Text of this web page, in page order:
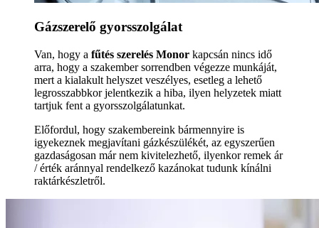
Gázszerelő gyorsszolgálat
Van, hogy a fűtés szerelés Monor kapcsán nincs idő
arra, hogy a szakember sorrendben végezze munkáját,
mert a kialakult helyszet veszélyes, esetleg a lehető
legrosszabbkor jelentkezik a hiba, ilyen helyzetek miatt
tartjuk fent a gyorsszolgálatunkat.
Előfordul, hogy szakembereink bármennyire is
igyekeznek megjavítani gázkészülékét, az egyszerűen
gazdaságosan már nem kivitelezhető, ilyenkor remek ár
/ érték aránnyal rendelkező kazánokat tudunk kínálni
raktárkészletről.